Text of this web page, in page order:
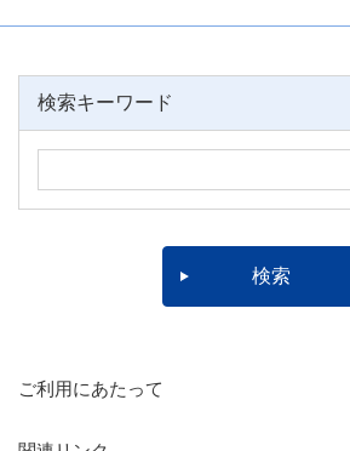
検索キーワード
ご利用にあたって